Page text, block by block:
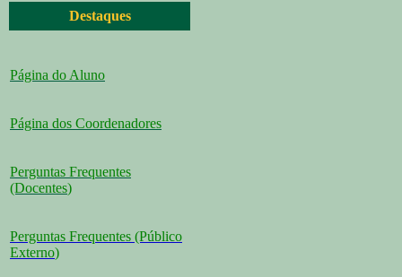
Destaques
Página do Aluno
Página dos Coordenadores
Perguntas Frequentes
(Docentes)
Perguntas Frequentes (Público
Externo)